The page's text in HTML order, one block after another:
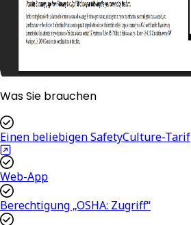
Was Sie brauchen
Einen beliebigen SafetyCulture-Tarif
Web-App
Berechtigung „OSHA: Zugriff“